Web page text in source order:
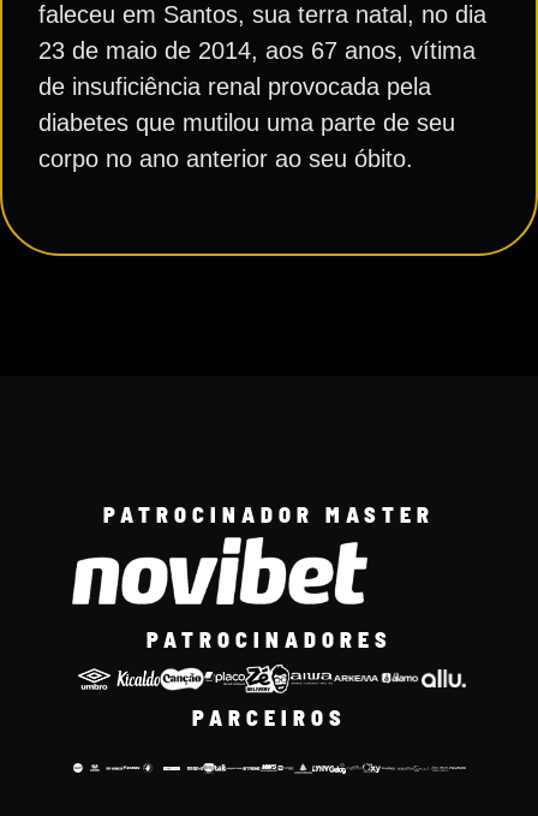
faleceu em Santos, sua terra natal, no dia
23 de maio de 2014, aos 67 anos, vítima
de insuficiência renal provocada pela
diabetes que mutilou uma parte de seu
corpo no ano anterior ao seu óbito.
PATROCINADOR MASTER
PATROCINADORES
PARCEIROS